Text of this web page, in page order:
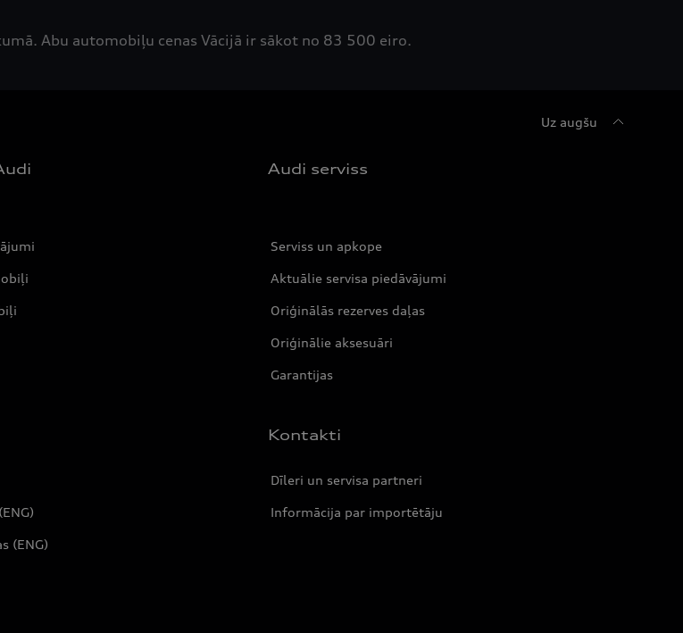
Abu automobiļu cenas Vācijā ir sākot no 83 500 eiro.
Uz augšu
Audi serviss
Serviss un apkope
Aktuālie servisa piedāvājumi
Oriģinālās rezerves daļas
Oriģinālie aksesuāri
Garantijas
(ENG)
Kontakti
Dīleri un servisa partneri
Informācija par importētāju